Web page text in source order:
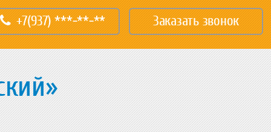
+7(937) ***-**-** Заказать звонок